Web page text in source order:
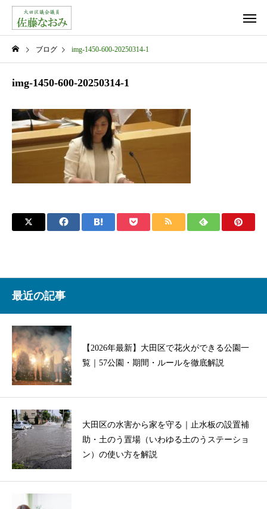
ブログ img-1450-600-20250314-1
img-1450-600-20250314-1
最近の記事
【2026年最新】大田区で花火ができる公園一
覧｜57公園・期間・ルールを徹底解説
大田区の水害から家を守る｜止水板の設置補
助・土のう置場（いわゆる土のうステーショ
ン）の使い方を解説